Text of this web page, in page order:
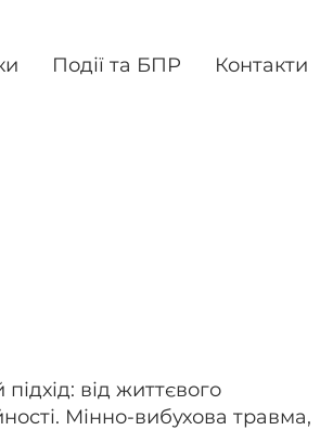
Події та БПР Контакти
від життєвого
Мінно-вибухова травма,